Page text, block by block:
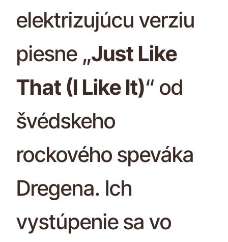
elektrizujúcu verziu
piesne „Just Like
That (I Like It)“ od
švédskeho
rockového speváka
Dregena. Ich
vystúpenie sa vo